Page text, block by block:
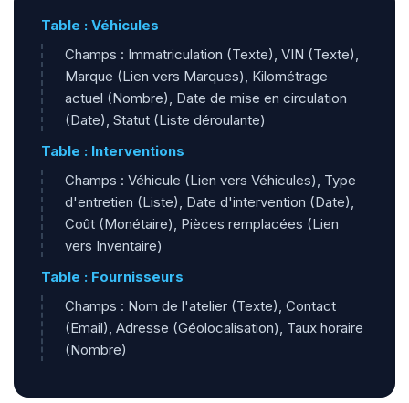
Table : Véhicules
Champs : Immatriculation (Texte), VIN (Texte),
Marque (Lien vers Marques), Kilométrage
actuel (Nombre), Date de mise en circulation
(Date), Statut (Liste déroulante)
Table : Interventions
Champs : Véhicule (Lien vers Véhicules), Type
d'entretien (Liste), Date d'intervention (Date),
Coût (Monétaire), Pièces remplacées (Lien
vers Inventaire)
Table : Fournisseurs
Champs : Nom de l'atelier (Texte), Contact
(Email), Adresse (Géolocalisation), Taux horaire
(Nombre)